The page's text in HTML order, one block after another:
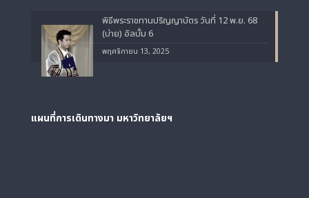
พิธีพระราชทานปริญญาบัตร วันที่ 12 พ.ย. 68
(บ่าย) อัลบั้ม 6
พฤศจิกายน 13, 2025
แผนที่การเดินทางมา มหาวิทยาลัยฯ